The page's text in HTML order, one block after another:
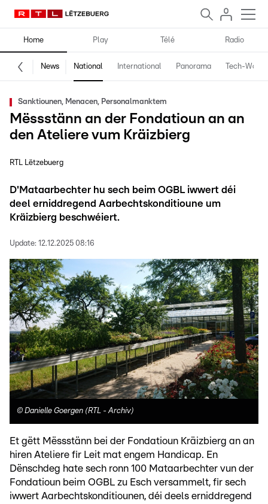
Home Play Télé Radio
News National International Panorama Tech-World
Sanktiounen, Menacen, Personalmanktem
Mëssstänn an der Fondatioun an an
den Ateliere vum Kräizbierg
RTL Lëtzebuerg
D'Mataarbechter hu sech beim OGBL iwwert déi
deel erniddregend Aarbechtskonditioune um
Kräizbierg beschwéiert.
Update: 12.12.2025 08:16
© Danielle Goergen (RTL - Archiv)
Et gëtt Mëssstänn bei der Fondatioun Kräizbierg an an
hiren Ateliere fir Leit mat engem Handicap. En
Dënschdeg hate sech ronn 100 Mataarbechter vun der
Fondatioun beim OGBL zu Esch versammelt, fir sech
iwwert Aarbechtskonditiounen, déi deels erniddregend